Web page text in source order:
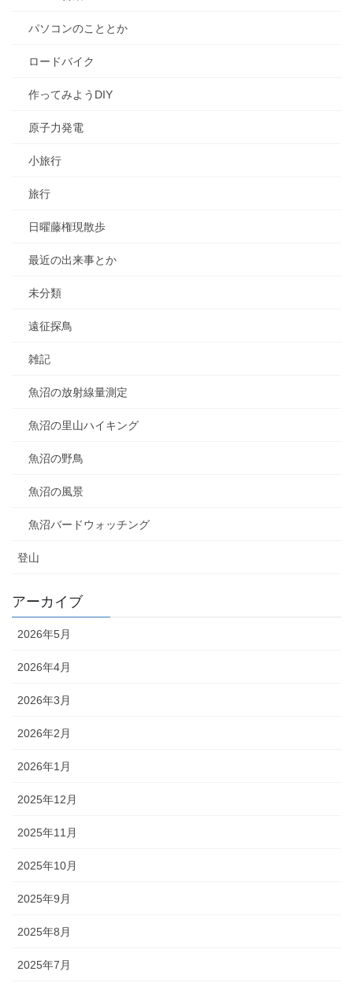
パソコンのこととか
ロードバイク
作ってみようDIY
原子力発電
小旅行
旅行
日曜藤権現散歩
最近の出来事とか
未分類
遠征探鳥
雑記
魚沼の放射線量測定
魚沼の里山ハイキング
魚沼の野鳥
魚沼の風景
魚沼バードウォッチング
登山
アーカイブ
2026年5月
2026年4月
2026年3月
2026年2月
2026年1月
2025年12月
2025年11月
2025年10月
2025年9月
2025年8月
2025年7月